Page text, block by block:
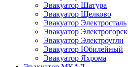
Эвакуатор Шатура
Эвакуатор Щелково
Эвакуатор Электросталь
Эвакуатор Электрогорск
Эвакуатор Электроугли
Эвакуатор Юбилейный
Эвакуатор Яхрома